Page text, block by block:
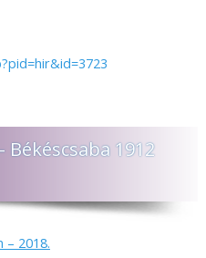
Békéscsaba 1912
– 2018.